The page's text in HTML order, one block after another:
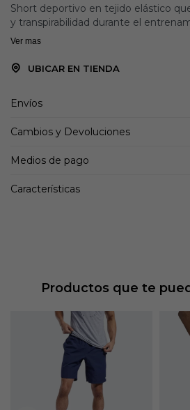
Short deportivo en tejido elástico
y transpirabilidad durante el
Ver mas
UBICAR EN TIENDA
Envíos
Cambios y Devoluciones
Medios de pago
Características
Productos que te